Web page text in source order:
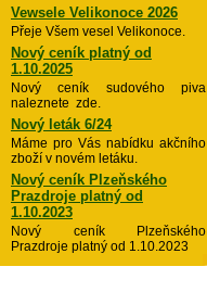
Vewsele Velikonoce 2026
Přeje Všem vesel Velikonoce.
Nový ceník platný od
1.10.2025
Nový ceník sudového piva
naleznete zde.
Nový leták 6/24
Máme pro Vás nabídku akčního
zboží v novém letáku.
Nový ceník Plzeňského
Prazdroje platný od
1.10.2023
Nový ceník Plzeňského
Prazdroje platný od 1.10.2023